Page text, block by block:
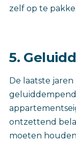
zelf op te
5.
De laatste
ontzettend
moeten